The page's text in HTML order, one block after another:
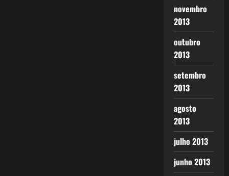
novembro
2013
outubro
2013
setembro
2013
agosto
2013
julho 2013
junho 2013